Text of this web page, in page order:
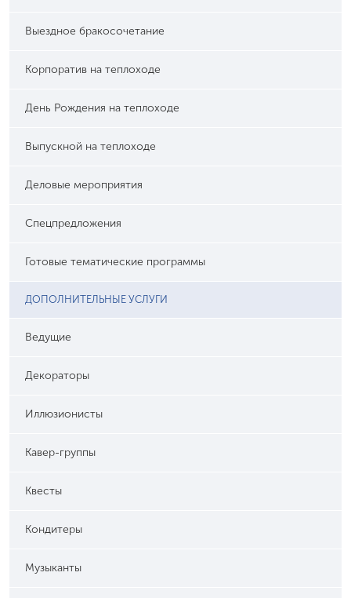
Выездное бракосочетание
Корпоратив на теплоходе
День Рождения на теплоходе
Выпускной на теплоходе
Деловые мероприятия
Спецпредложения
Готовые тематические программы
ДОПОЛНИТЕЛЬНЫЕ УСЛУГИ
Ведущие
Декораторы
Иллюзионисты
Кавер-группы
Квесты
Кондитеры
Музыканты